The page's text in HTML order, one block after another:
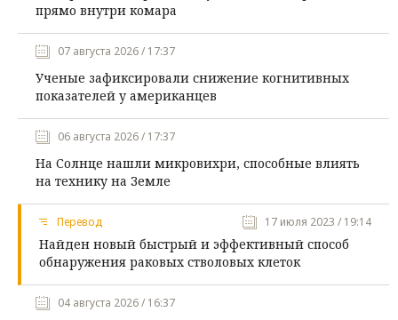
прямо внутри комара
07 августа 2026 / 17:37
Ученые зафиксировали снижение когнитивных
показателей у американцев
06 августа 2026 / 17:37
На Солнце нашли микровихри, способные влиять
на технику на Земле
Перевод 17 июля 2023 / 19:14
Найден новый быстрый и эффективный способ
обнаружения раковых стволовых клеток
04 августа 2026 / 16:37